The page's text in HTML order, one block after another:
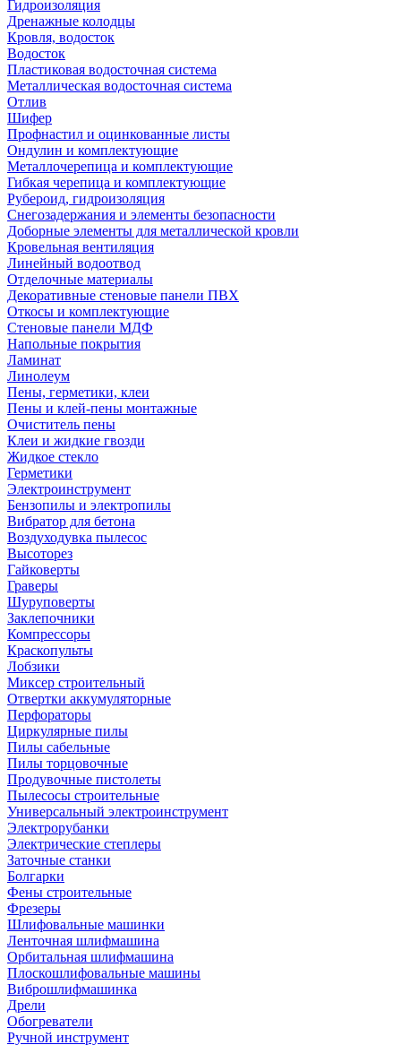
Гидроизоляция
Дренажные колодцы
Кровля, водосток
Водосток
Пластиковая водосточная система
Металлическая водосточная система
Отлив
Шифер
Профнастил и оцинкованные листы
Ондулин и комплектующие
Металлочерепица и комплектующие
Гибкая черепица и комплектующие
Рубероид, гидроизоляция
Снегозадержания и элементы безопасности
Доборные элементы для металлической кровли
Кровельная вентиляция
Линейный водоотвод
Отделочные материалы
Декоративные стеновые панели ПВХ
Откосы и комплектующие
Стеновые панели МДФ
Напольные покрытия
Ламинат
Линолеум
Пены, герметики, клеи
Пены и клей-пены монтажные
Очиститель пены
Клеи и жидкие гвозди
Жидкое стекло
Герметики
Электроинструмент
Бензопилы и электропилы
Вибратор для бетона
Воздуходувка пылесос
Высоторез
Гайковерты
Граверы
Шуруповерты
Заклепочники
Компрессоры
Краскопульты
Лобзики
Миксер строительный
Отвертки аккумуляторные
Перфораторы
Циркулярные пилы
Пилы сабельные
Пилы торцовочные
Продувочные пистолеты
Пылесосы строительные
Универсальный электроинструмент
Электрорубанки
Электрические степлеры
Заточные станки
Болгарки
Фены строительные
Фрезеры
Шлифовальные машинки
Ленточная шлифмашина
Орбитальная шлифмашина
Плоскошлифовальные машины
Виброшлифмашинка
Дрели
Обогреватели
Ручной инструмент